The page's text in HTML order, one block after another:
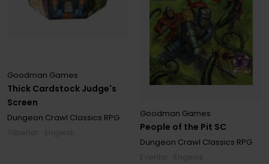
Thick Cardstock Judge's
Screen
Goodman Games
Dungeon Crawl Classics RPG
People of the Pit SC
Goodman Games
Dungeon Crawl Classics RPG